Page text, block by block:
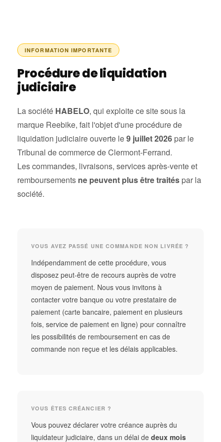
INFORMATION IMPORTANTE
Procédure de liquidation
judiciaire
La société HABELO, qui exploite ce site sous la
marque Reebike, fait l'objet d'une procédure de
liquidation judiciaire ouverte le9 juillet 2026 par le
Tribunal de commerce de Clermont-Ferrand.
Les commandes, livraisons, services après-vente et
remboursements ne peuvent plus être traités par la
société.
VOUS AVEZ PASSÉ UNE COMMANDE NON LIVRÉE ?
Indépendamment de cette procédure, vous
disposez peut-être de recours auprès de votre
moyen de paiement. Nous vous invitons à
contacter votre banque ou votre prestataire de
paiement (carte bancaire, paiement en plusieurs
fois, service de paiement en ligne) pour connaître
les possibilités de remboursement en cas de
commande non reçue et les délais applicables.
VOUS ÊTES CRÉANCIER ?
Vous pouvez déclarer votre créance auprès du
liquidateur judiciaire, dans un délai de deux mois